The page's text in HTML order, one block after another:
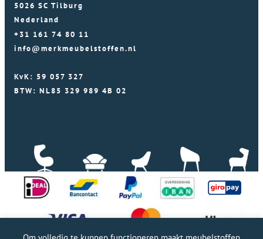
5026 SC Tilburg
Nederland
+31 161 74 80 11
info@merkmeubelstoffen.nl
KvK: 59 057 327
BTW: NL85 329 989 4B 02